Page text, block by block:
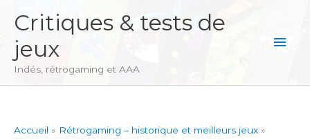
contenu
Critiques & tests de
jeux
Indés, rétrogaming et AAA
Accueil
Rétrogaming – historique et meilleurs jeux